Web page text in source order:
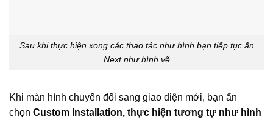
Sau khi thực hiện xong các thao tác như hình bạn tiếp tục ấn
Next như hình vẽ
Khi màn hình chuyển đổi sang giao diện mới, bạn ấn
chọn Custom Installation, thực hiện tương tự như hình